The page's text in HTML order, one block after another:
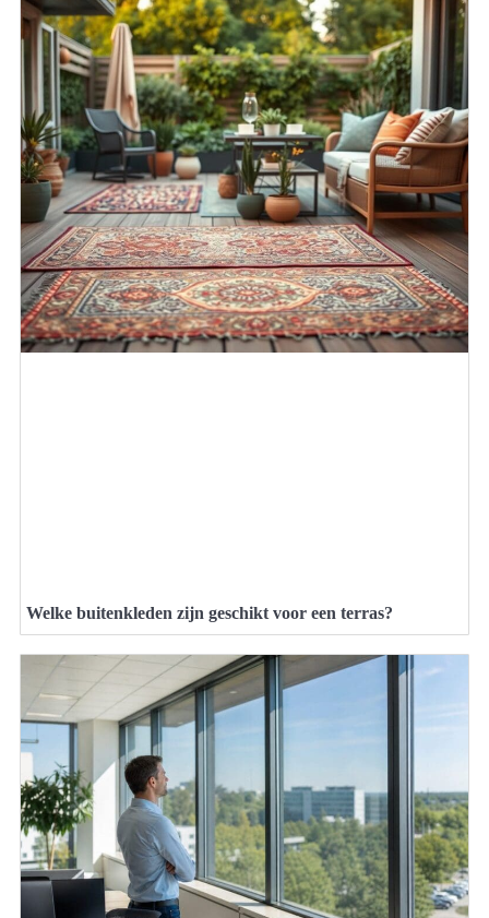
Welke buitenkleden zijn geschikt voor een terras?